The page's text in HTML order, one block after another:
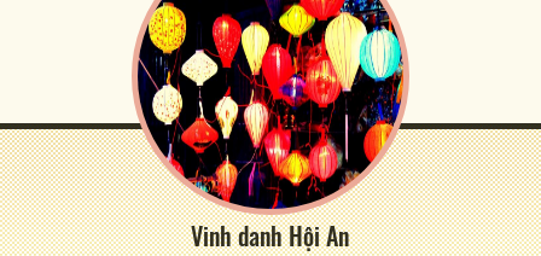
Vinh danh Hội An